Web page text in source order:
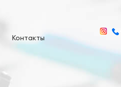
Контакты